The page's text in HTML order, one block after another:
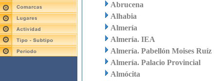
Abrucena
Alhabia
Almería
Almería. IEA
Almería. Pabellón Moises Ruíz
Almería. Palacio Provincial
Almócita